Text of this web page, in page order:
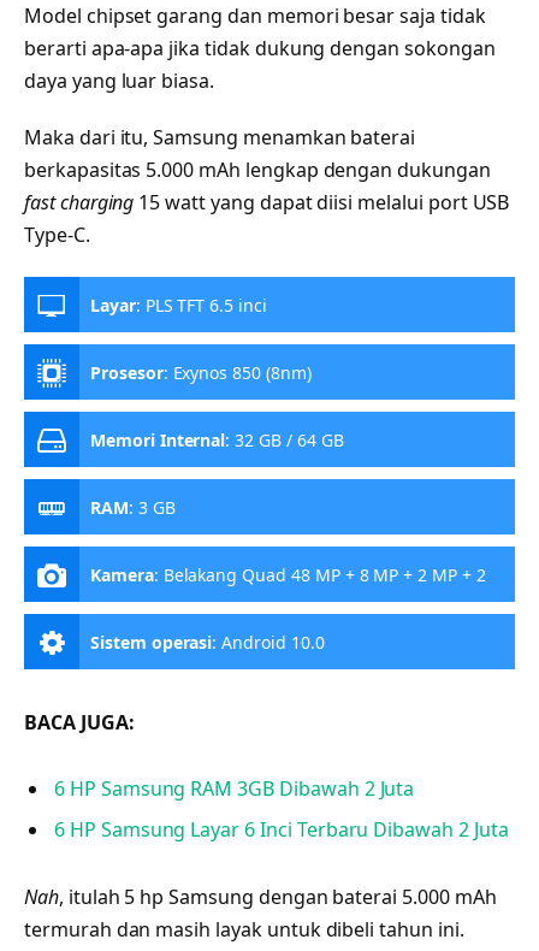
Model chipset garang dan memori besar saja tidak
berarti apa-apa jika tidak dukung dengan sokongan
daya yang luar biasa.
Maka dari itu, Samsung menamkan baterai
berkapasitas 5.000 mAh lengkap dengan dukungan
fast charging 15 watt yang dapat diisi melalui port USB
Type-C.
Layar: PLS TFT 6.5 inci
Prosesor: Exynos 850 (8nm)
Memori Internal:32 GB / 64 GB
RAM: 3 GB
Kamera: Belakang Quad 48 MP + 8 MP + 2 MP + 2
MP, Depan 13 MP
Sistem operasi:Android 10.0
BACA JUGA:
6 HP Samsung RAM 3GB Dibawah 2 Juta
6 HP Samsung Layar 6 Inci Terbaru Dibawah 2 Juta
Nah, itulah 5 hp Samsung dengan baterai 5.000 mAh
termurah dan masih layak untuk dibeli tahun ini.